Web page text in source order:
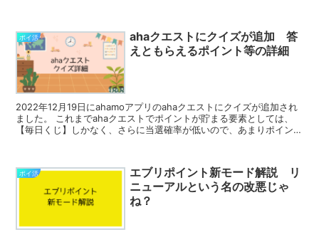
ポイ活
ahaクエストにクイズが追加 答
えともらえるポイント等の詳細
2022年12月19日にahamoアプリのahaクエストにクイズが追加され
ました。 これまでahaクエストでポイントが貯まる要素としては、
【毎日くじ】しかなく、さらに当選確率が低いので、あまりポイント
ポイ活
エブリポイント新モード解説 リ
ニューアルという名の改悪じゃ
ね？